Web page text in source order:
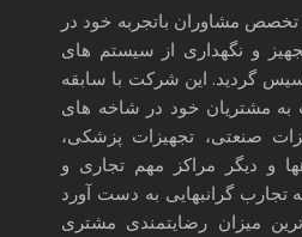
مشاوران باتجربه خود در
و نگهداری از سیستم های
در سال 1384 تأسیس گردید. این شرکت با سابقه
به مشتریان خود در شاخه های
صنعتی، تجهیزات پزشکی،
و دیگر مراکز مهم تجاری و
تجارب گرانبهایی به دست آورد
میزان رضایتمندی مشتری